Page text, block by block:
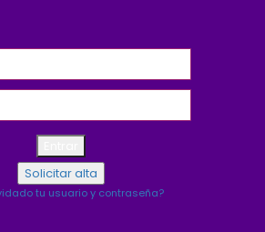
tu usuario y contraseña?